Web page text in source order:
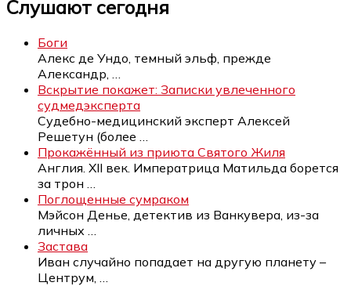
Слушают сегодня
Боги
Алекс де Ундо, темный эльф, прежде
Александр,
Вскрытие покажет: Записки увлеченного
судмедэксперта
Судебно-медицинский эксперт Алексей
Решетун (более
Прокажённый из приюта Святого Жиля
Англия. XII век. Императрица Матильда борется
за трон
Поглощенные сумраком
Мэйсон Денье, детектив из Ванкувера, из-за
личных
Застава
Иван случайно попадает на другую планету –
Центрум,